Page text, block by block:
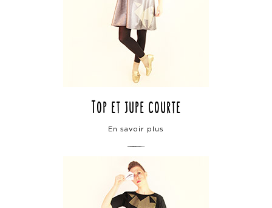
Top et jupe courte
En savoir plus